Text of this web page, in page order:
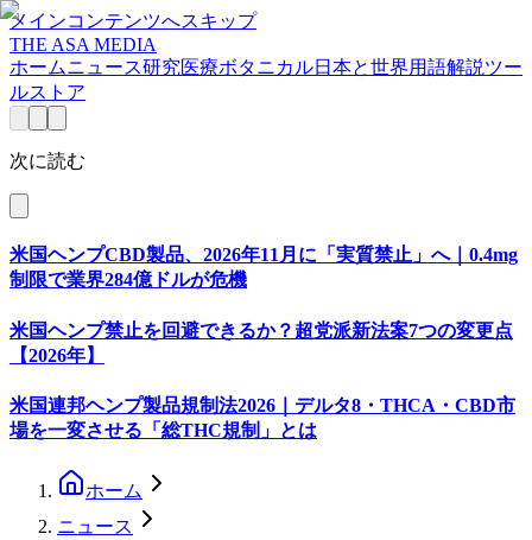
メインコンテンツへスキップ
THE ASA MEDIA
ホームニュース研究医療ボタニカル日本と世界用語解説ツー
ルストア
次に読む
米国ヘンプCBD製品、2026年11月に「実質禁止」へ｜0.4mg
制限で業界284億ドルが危機
米国ヘンプ禁止を回避できるか？超党派新法案7つの変更点
【2026年】
米国連邦ヘンプ製品規制法2026｜デルタ8・THCA・CBD市
場を一変させる「総THC規制」とは
ホーム
ニュース